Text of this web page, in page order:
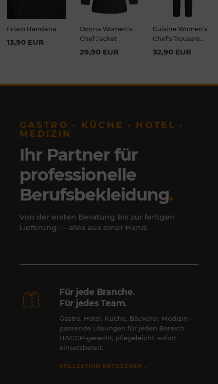
Frisco Bandana
13,90 EUR
Donna Women's
Chef Jacket
29,90 EUR
Cuisine Women's
Chef's Trousers
Black
32,90 EUR
GASTRO · KÜCHE · HOTEL ·
MEDIZIN
Ihr Partner für
professionelle
Berufsbekleidung.
Von der ersten Beratung bis zur fertigen
Lieferung — alles aus einer Hand.
Für jede Branche.
Für jedes Team.
Gastro, Hotel, Küche, Bäckerei, Medizin —
passende Lösungen für jeden Bereich.
HACCP-gerecht, pflegeleicht, sofort
einsatzbereit.
KOLLEKTION ENTDECKEN →